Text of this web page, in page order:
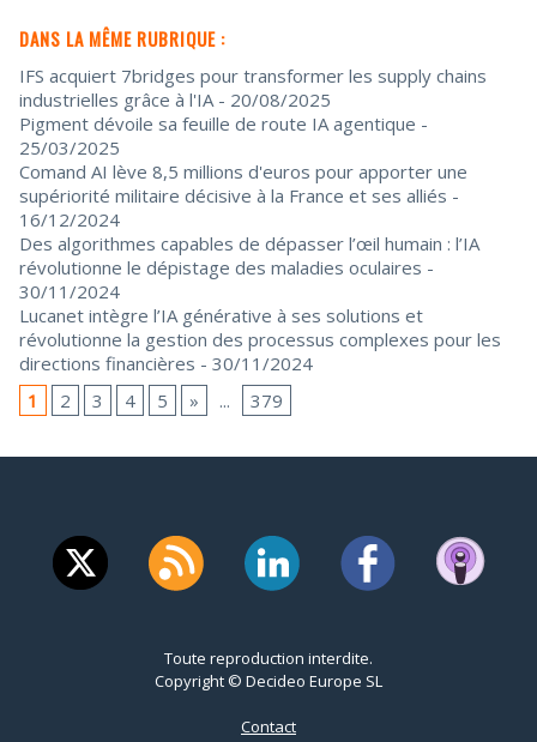
DANS LA MÊME RUBRIQUE :
IFS acquiert 7bridges pour transformer les supply chains
industrielles grâce à l'IA - 20/08/2025
Pigment dévoile sa feuille de route IA agentique -
25/03/2025
Comand AI lève 8,5 millions d'euros pour apporter une
supériorité militaire décisive à la France et ses alliés -
16/12/2024
Des algorithmes capables de dépasser l’œil humain : l’IA
révolutionne le dépistage des maladies oculaires -
30/11/2024
Lucanet intègre l’IA générative à ses solutions et
révolutionne la gestion des processus complexes pour les
directions financières - 30/11/2024
1
2 3 4 5 » ... 379
Toute reproduction interdite.
Copyright © Decideo Europe SL
Contact